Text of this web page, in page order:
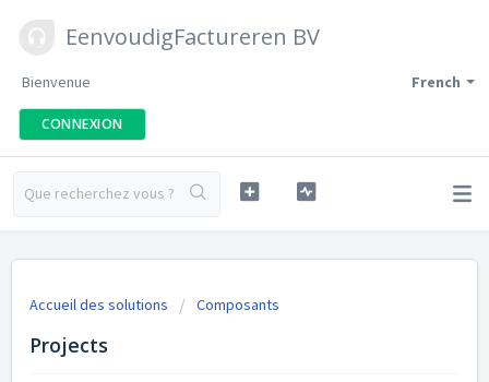
EenvoudigFactureren BV
French
Bienvenue
CONNEXION
Accueil des solutions Composants
Projects